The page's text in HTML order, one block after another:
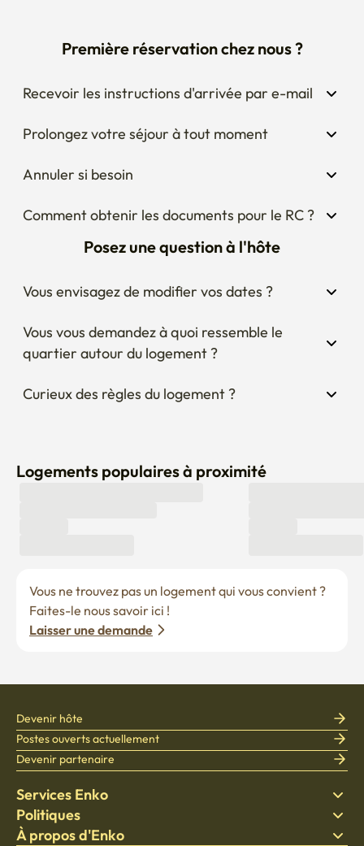
Première réservation chez nous ?
Recevoir les instructions d'arrivée par e-mail
Prolongez votre séjour à tout moment
Annuler si besoin
Comment obtenir les documents pour le RC ?
Posez une question à l'hôte
Vous envisagez de modifier vos dates ?
Vous vous demandez à quoi ressemble le
quartier autour du logement ?
Curieux des règles du logement ?
Logements populaires à proximité
Vous ne trouvez pas un logement qui vous convient ?
Faites-le nous savoir ici !
Laisser une demande
Services Enko
Trouver un logement
Literie
Politiques
Politique de confidentialité
À propos d'Enko
Devenir hôte
Postes ouverts actuellement
Devenir partenaire